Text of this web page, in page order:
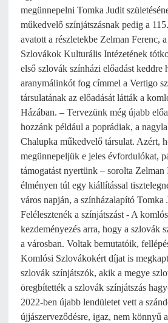
megünnepelni Tomka Judit
műkedvelő színjátszásnak pedig a
avatott a részletekbe Zelman Ferenc,
Szlovákok Kulturális Intézetének
első szlovák színházi előadást keddre
aranymálinkót fog címmel a Vertigo
társulatának az előadását látták a
Házában. – Tervezünk még újabb
hozzánk például a poprádiak, a
Chalupka műkedvelő társulat. Azért,
megünnepeljük e jeles évfordulókat,
támogatást nyertünk – sorolta Zelman
élményen túl egy kiállítással
város napján, a színházalapító Tomka
Felélesztenék a színjátszást - A
kezdeményezés arra, hogy a szlovák
a városban. Voltak bemutatóik,
Komlósi Szlovákokért díjat is
szlovák színjátszók, akik a megye
öregbítették a szlovák színjátszás
2022-ben újabb lendületet vett a
újjászerveződésre, igaz, nem könnyű